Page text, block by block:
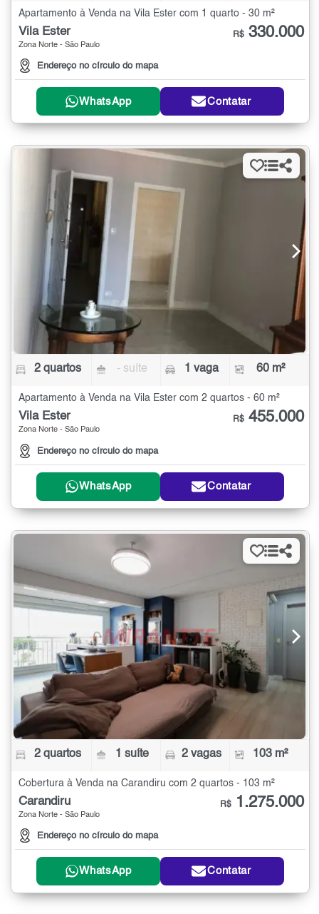
Apartamento à Venda na Vila Ester com 1 quarto - 30 m²
Vila Ester
Zona Norte - São Paulo
Endereço no círculo do mapa
R$ 330.000
WhatsApp Contatar
2 quartos - suíte 1 vaga 60 m²
Apartamento à Venda na Vila Ester com 2 quartos - 60 m²
Vila Ester
Zona Norte - São Paulo
Endereço no círculo do mapa
R$ 455.000
WhatsApp Contatar
2 quartos 1 suíte 2 vagas 103 m²
Cobertura à Venda na Carandiru com 2 quartos - 103 m²
Carandiru
Zona Norte - São Paulo
Endereço no círculo do mapa
R$ 1.275.000
WhatsApp Contatar